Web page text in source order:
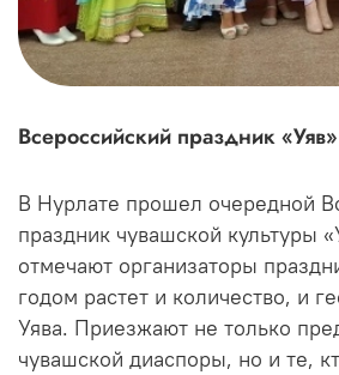
Всероссийский праздник
В Нурлате прошел очередной
праздник чувашской культуры
отмечают организаторы
годом растет и количество, и
Уява. Приезжают не только
чувашской диаспоры, но и те,